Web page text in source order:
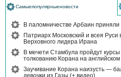
Самыепопулярныеновости
В паломничестве Арбаин
Патриарх Московский и всея
Верховного лидера Ирана
В мечети Стамбула пройдут
толкованию Корана на
Заучивание Корана наизусть —